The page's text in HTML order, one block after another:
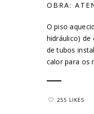
OBRA:
O piso
hidráulico) de
de tubos
calor para os
255 LIKES